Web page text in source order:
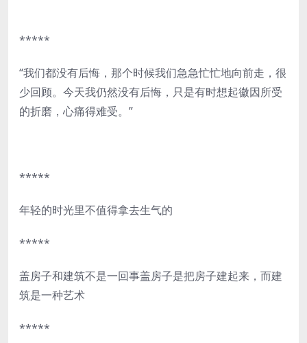
*****
“我们都没有后悔，那个时候我们急急忙忙地向前走，很
少回顾。今天我仍然没有后悔，只是有时想起徽因所受
的折磨，心痛得难受。”
*****
年轻的时光里不值得拿去生气的
*****
盖房子和建筑不是一回事盖房子是把房子建起来，而建
筑是一种艺术
*****